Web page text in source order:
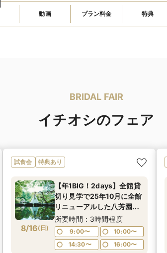
動画 プラン料金 特典
BRIDAL FAIR
イチオシのフェア
試食会 特典あり
8/16( 日)
【年1BIG！2days】全館貸
切り見学で25年10月に全館
リニューアルした八芳園を
満喫！四季を感じる広大な
日本庭園散策や八芳園伝統
の味をお楽しみいただける
特別試食会付お悩み相談
所要時間：3時間程度
9:00〜
10:00〜
14:30〜
16:00〜